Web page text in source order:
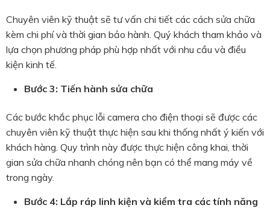
Chuyên viên kỹ thuật sẽ tư vấn chi tiết các cách sửa chữa
kèm chi phí và thời gian bảo hành. Quý khách tham khảo và
lựa chọn phương pháp phù hợp nhất với nhu cầu và điều
kiện kinh tế.
Bước 3: Tiến hành sửa chữa
Các bước khắc phục lỗi camera cho điện thoại sẽ được các
chuyên viên kỹ thuật thực hiện sau khi thống nhất ý kiến với
khách hàng. Quy trình này được thực hiện công khai, thời
gian sửa chữa nhanh chóng nên bạn có thể mang máy về
trong ngày.
Bước 4: Lắp ráp linh kiện và kiểm tra các tính năng